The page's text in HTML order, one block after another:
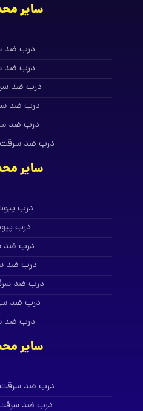
سایر
درب ضد
درب ضد
درب ضد
درب ضد
درب ضد
درب ضد سرقت
سایر
درب
درب
درب ضد
درب ضد
درب ضد
درب ضد
درب ضد
سایر
درب ضد سرقت
درب ضد سرقت